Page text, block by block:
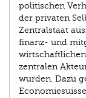
politischen
der privaten
Zentralstaat
finanz- und
zentralen
wurden. Dazu